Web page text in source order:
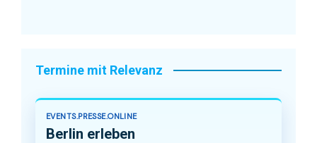
Termine mit Relevanz
EVENTS.PRESSE.ONLINE
Berlin erleben